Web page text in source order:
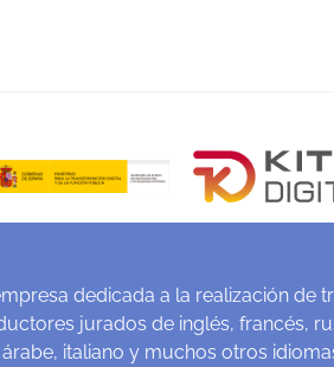
dedicada a la realización
jurados de inglés, francés,
italiano y muchos otros